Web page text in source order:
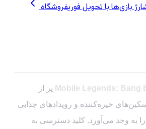
بازی‌ها با تحویل فوریفروشگاه
Mobile Legends: Bang پر از
خیره‌کننده و رویدادهای جذابی
به وجد می‌آورد. کلید دسترسی به